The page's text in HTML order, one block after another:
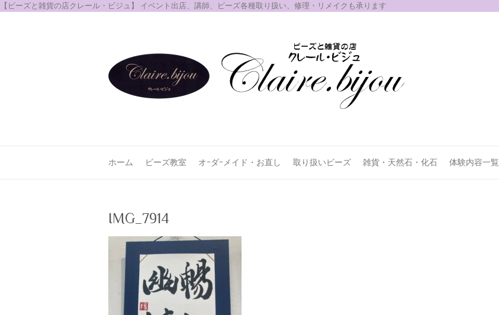
【ビーズと雑貨の店クレール・ビジュ】 イベント出店、講師、ビーズ各種取り扱い、修理・リメイクも承ります
ホーム ビーズ教室 オｰダｰメイド・お直し 取り扱いビーズ 雑貨・天然石・化石 体験内容一覧
IMG_7914